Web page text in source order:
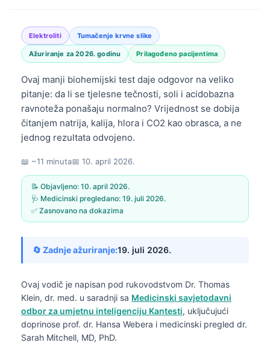
Elektroliti Tumačenje krvne slike
Ažuriranje za 2026. godinu Prilagođeno pacijentima
Ovaj manji biohemijski test daje odgovor na veliko
pitanje: da li se tjelesne tečnosti, soli i acidobazna
ravnoteža ponašaju normalno? Vrijednost se dobija
čitanjem natrija, kalija, hlora i CO2 kao obrasca, a ne
jednog rezultata odvojeno.
📖 ~11 minuta📅 10. april 2026.
📝 Objavljeno: 10. april 2026.
🩺 Medicinski pregledano: 19. juli 2026.
✅ Zasnovano na dokazima
🔄 Zadnje ažuriranje:19. juli 2026.
Ovaj vodič je napisan pod rukovodstvom Dr. Thomas
Klein, dr. med. u saradnji sa Medicinski savjetodavni
odbor za umjetnu inteligenciju Kantesti, uključujući
doprinose prof. dr. Hansa Webera i medicinski pregled dr.
Sarah Mitchell, MD, PhD.